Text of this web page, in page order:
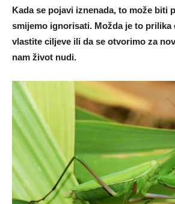
Kada se pojavi iznenada, to može biti
smijemo ignorisati. Možda je to prilika
vlastite ciljeve ili da se otvorimo za
nam život nudi.